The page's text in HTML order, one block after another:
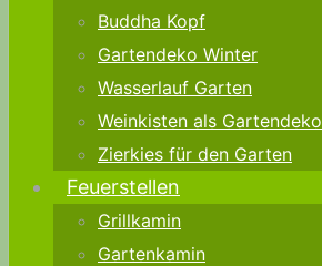
Buddha Kopf
Gartendeko Winter
Wasserlauf Garten
Weinkisten als Gartendeko
Zierkies für den Garten
Feuerstellen
Grillkamin
Gartenkamin